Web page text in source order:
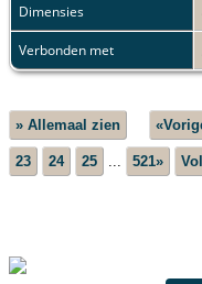
Dimensies
Verbonden met
» Allemaal zien
23 24 25 521»